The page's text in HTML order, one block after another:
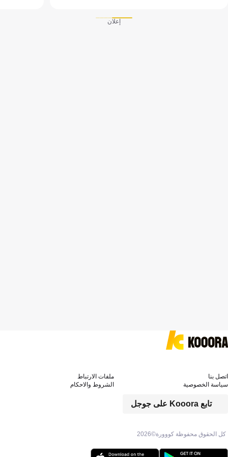
إعلان
كل الحقوق محفوظة كووورة©2026
تابع Kooora على جوجل
اتصل بنا
ملفات الارتباط
سياسة الخصوصية
الشروط والاحكام